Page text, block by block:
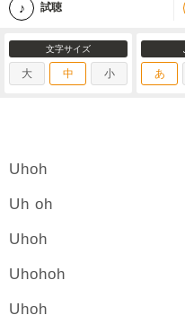
試聴
文字サイズ
大 中 小 あ
Uhoh
Uh oh
Uhoh
Uhohoh
Uhoh